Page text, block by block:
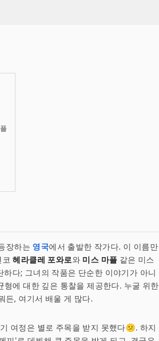
장하는 영국에서 출발한 작가다. 이 이름만
코헤라클레 포와로와 미스 마플 같은 미스
다; 그녀의 작품은 단순한 이야기가 아니
에 대한 깊은 통찰을 제공한다. 누굴 위한
든, 여기서 배울 게 많다.
여정은 별로 주목을 받지 못했다😕. 하지